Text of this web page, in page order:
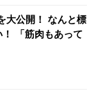
大公開！ なんと標
「筋肉もあって